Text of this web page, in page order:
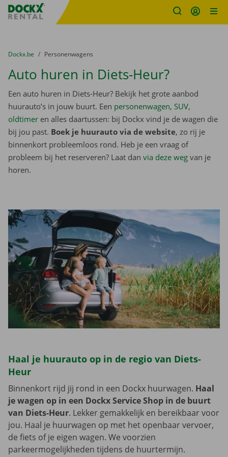
Fratello DEMO
U bevindt zich hier:
van
Dockx.be naar
Personenwagens
Auto huren in Diets-Heur?
Een auto huren in Diets-Heur? Bekijk het grote aanbod
huurauto’s in jouw buurt. Een personenwagen, SUV,
oldtimer en alles daartussen: bij Dockx vind je de wagen die
bij jou past. Boek je huurauto via de website, zo rij je
binnenkort probleemloos rond. Heb je een vraag of
probleem bij het reserveren? Laat dan via deze weg van je
horen.
Haal je huurauto op in de regio van Diets-
Heur
Binnenkort rijd jij rond in een Dockx huurwagen. Haal
je wagen op in een Dockx Service Shop in de buurt
van Diets-Heur. Lekker gemakkelijk en bereikbaar voor
jou. Haal je huurwagen op met het openbaar vervoer,
de fiets of je eigen wagen. We voorzien
parkeermogelijkheden tijdens de huurtermijn.